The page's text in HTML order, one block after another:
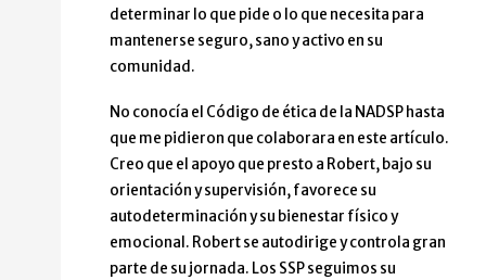
determinar lo que pide o lo que necesita para
mantenerse seguro, sano y activo en su
comunidad.
No conocía el Código de ética de la NADSP hasta
que me pidieron que colaborara en este artículo.
Creo que el apoyo que presto a Robert, bajo su
orientación y supervisión, favorece su
autodeterminación y su bienestar físico y
emocional. Robert se autodirige y controla gran
parte de su jornada. Los SSP seguimos su